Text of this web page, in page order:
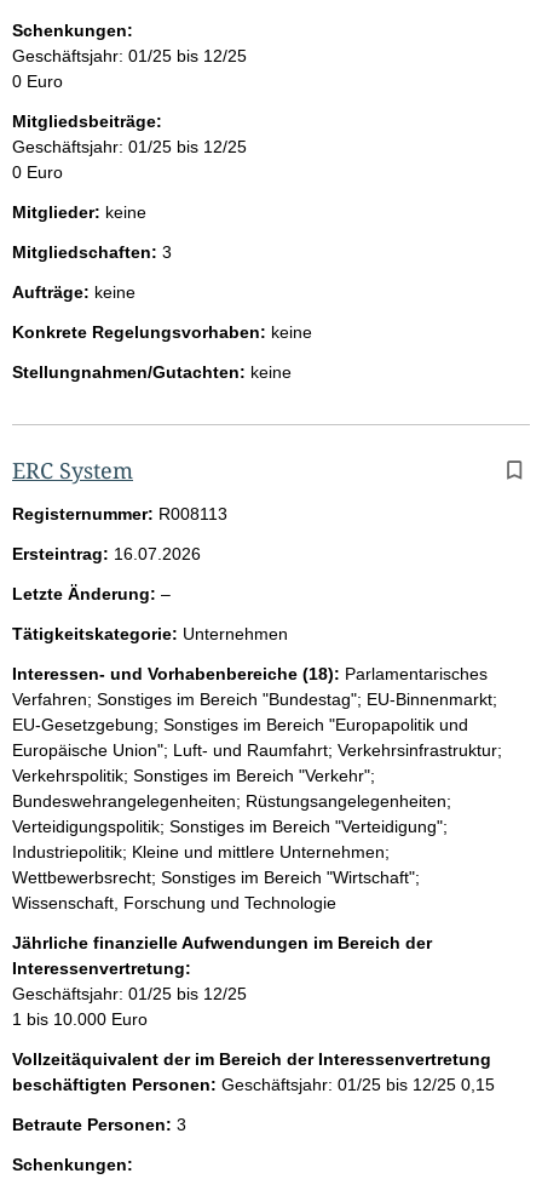
Schenkungen:
Geschäftsjahr: 01/25 bis 12/25
0 Euro
Mitgliedsbeiträge:
Geschäftsjahr: 01/25 bis 12/25
0 Euro
Mitglieder: keine
Mitgliedschaften: 3
Aufträge: keine
Konkrete Regelungsvorhaben: keine
Stellungnahmen/Gutachten: keine
ERC System
Registernummer: R008113
Ersteintrag: 16.07.2026
Letzte Änderung: –l
e
r
Tätigkeitskategorie: Unternehmen
Interessen- und Vorhabenbereiche (18): Parlamentarisches
Verfahren; Sonstiges im Bereich "Bundestag"; EU-Binnenmarkt;
EU-Gesetzgebung; Sonstiges im Bereich "Europapolitik und
Europäische Union"; Luft- und Raumfahrt; Verkehrsinfrastruktur;
Verkehrspolitik; Sonstiges im Bereich "Verkehr";
Bundeswehrangelegenheiten; Rüstungsangelegenheiten;
Verteidigungspolitik; Sonstiges im Bereich "Verteidigung";
Industriepolitik; Kleine und mittlere Unternehmen;
Wettbewerbsrecht; Sonstiges im Bereich "Wirtschaft";
Wissenschaft, Forschung und Technologie
Jährliche finanzielle Aufwendungen im Bereich der
Interessenvertretung:
Geschäftsjahr: 01/25 bis 12/25
1 bis 10.000 Euro
Vollzeitäquivalent der im Bereich der Interessenvertretung
beschäftigten Personen: Geschäftsjahr: 01/25 bis 12/25 0,15
Betraute Personen: 3
Schenkungen: